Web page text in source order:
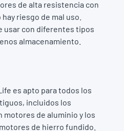
de alta resistencia con
riesgo de mal uso.
usar con diferentes tipos
almacenamiento.
es apto para todos los
incluidos los
motores de aluminio y los
de hierro fundido.